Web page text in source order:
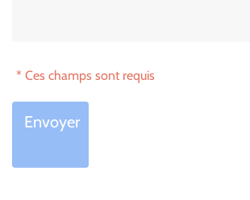
* Ces champs sont requis
Envoyer